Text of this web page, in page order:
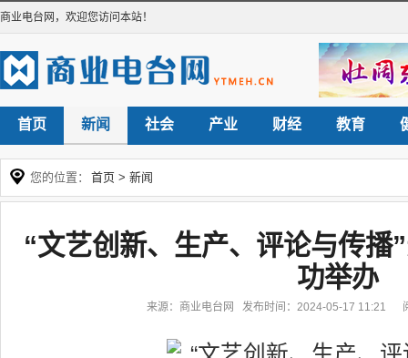
商业电台网 ，欢迎您访问本站！
首页 新闻 社会 产业 财经 教育
您的位置： 首页 > 新闻
“文艺创新、生产、评论与传播
功举办
来源：商业电台网 发布时间：2024-05-17 11:21